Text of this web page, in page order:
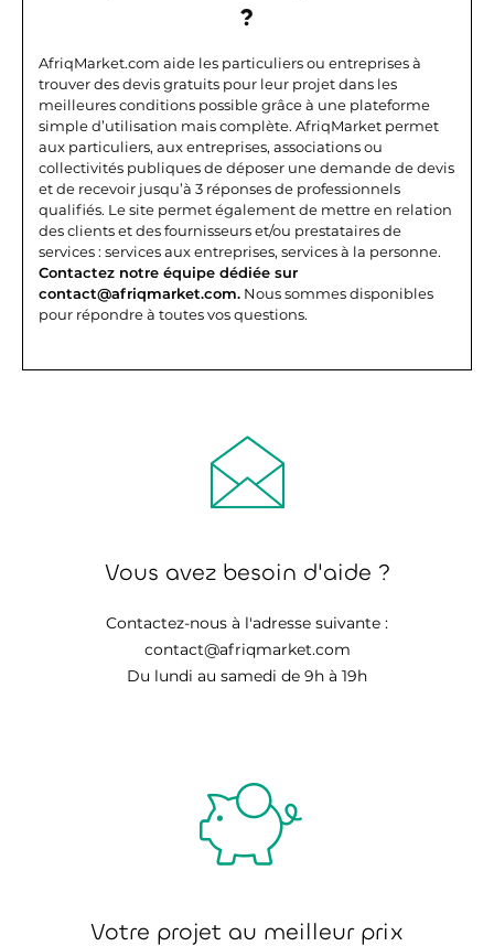
?
AfriqMarket.com aide les particuliers ou entreprises à
trouver des devis gratuits pour leur projet dans les
meilleures conditions possible grâce à une plateforme
simple d’utilisation mais complète. AfriqMarket permet
aux particuliers, aux entreprises, associations ou
collectivités publiques de déposer une demande de devis
et de recevoir jusqu’à 3 réponses de professionnels
qualifiés. Le site permet également de mettre en relation
des clients et des fournisseurs et/ou prestataires de
services : services aux entreprises, services à la personne.
Contactez notre équipe dédiée sur
contact@afriqmarket.com. Nous sommes disponibles
pour répondre à toutes vos questions.
Vous avez besoin d'aide ?
Contactez-nous à l'adresse suivante :
contact@afriqmarket.com
Du lundi au samedi de 9h à 19h
Votre projet au meilleur prix